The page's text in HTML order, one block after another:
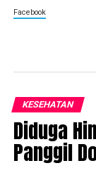
Facebook
KESEHATAN
Diduga
Panggil